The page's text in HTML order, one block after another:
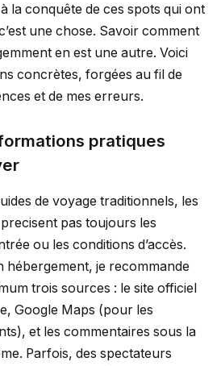
la conquête de ces spots qui ont
une chose. Savoir comment
en est une autre. Voici
concrètes, forgées au fil de
et de mes erreurs.
pratiques
de voyage traditionnels, les
pas toujours les
ou les conditions d’accès.
hébergement, je recommande
trois sources : le site officiel
Google Maps (pour les
et les commentaires sous la
Parfois, des spectateurs